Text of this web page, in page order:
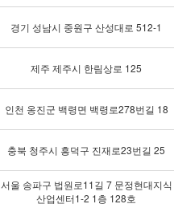
경기 성남시 중원구 산성대로 512-1
제주 제주시 한림상로 125
인천 옹진군 백령면 백령로278번길 18
충북 청주시 흥덕구 진재로23번길 25
서울 송파구 법원로11길 7 문정현대지식
산업센터1-2 1층 128호